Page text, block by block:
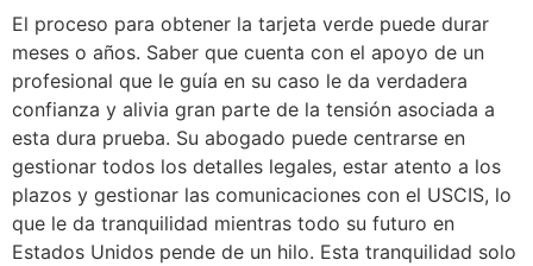
El proceso para obtener la tarjeta verde puede durar
meses o años. Saber que cuenta con el apoyo de un
profesional que le guía en su caso le da verdadera
confianza y alivia gran parte de la tensión asociada a
esta dura prueba. Su abogado puede centrarse en
gestionar todos los detalles legales, estar atento a los
plazos y gestionar las comunicaciones con el USCIS, lo
que le da tranquilidad mientras todo su futuro en
Estados Unidos pende de un hilo. Esta tranquilidad solo